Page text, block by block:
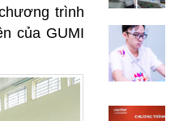
trình
của GUMI